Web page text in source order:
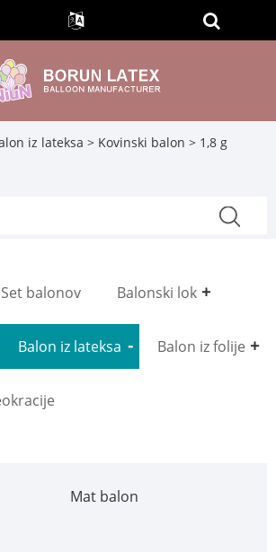
iz lateksa > Kovinski balon > 1,8 g
Set balonov Balonski lok
Balon iz lateksa Balon iz folije
Mat balon